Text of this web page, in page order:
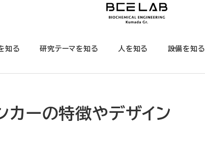
知る 研究テーマを知る 人を知る 設備を知る
ーの特徴やデザイン